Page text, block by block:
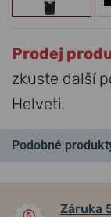
Prodej
zkuste další
Helveti.
Podobné
Záruka